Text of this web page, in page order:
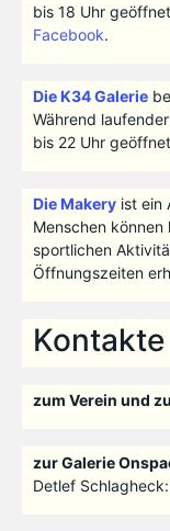
bis 18 Uhr
Facebook.
Die K34 Galerie
Während
bis 22 Uhr
Die Makeryist ein
Menschen
sportlichen
Öffnungszeiten
Kontakte
zum Verein und
zur Galerie
Detlef